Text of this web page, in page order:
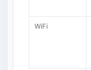
WiFi